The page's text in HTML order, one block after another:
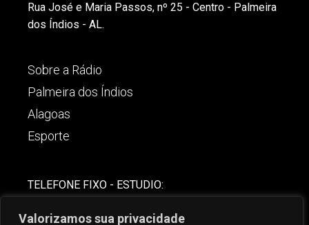
Valorizamos sua privacidade
Rua José e Maria Passos, nº 25 - Centro - Palmeira
dos Índios - AL.
Sobre a Rádio
Palmeira dos Índios
Alagoas
Esporte
TELEFONE FIXO - ESTUDIO: